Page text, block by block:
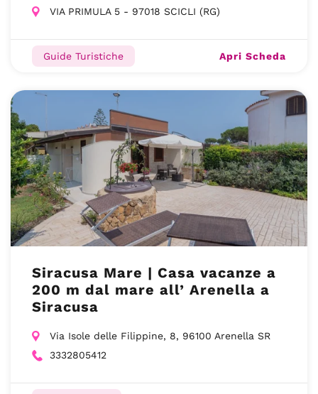
VIA PRIMULA 5 - 97018 SCICLI (RG)
Guide Turistiche Apri Scheda
Siracusa Mare | Casa vacanze a
200 m dal mare all’ Arenella a
Siracusa
Via Isole delle Filippine, 8, 96100 Arenella SR
3332805412